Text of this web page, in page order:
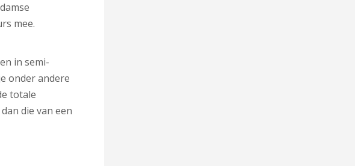
mee.
in semi-
onder andere
totale
die van een